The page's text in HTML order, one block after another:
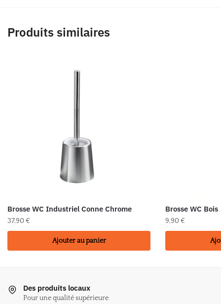
Produits similaires
Brosse WC Industriel Conne Chrome
37,90€
Ajouter au panier
Brosse WC Bois
9,90€
Des produits locaux
Pour une qualité supérieure